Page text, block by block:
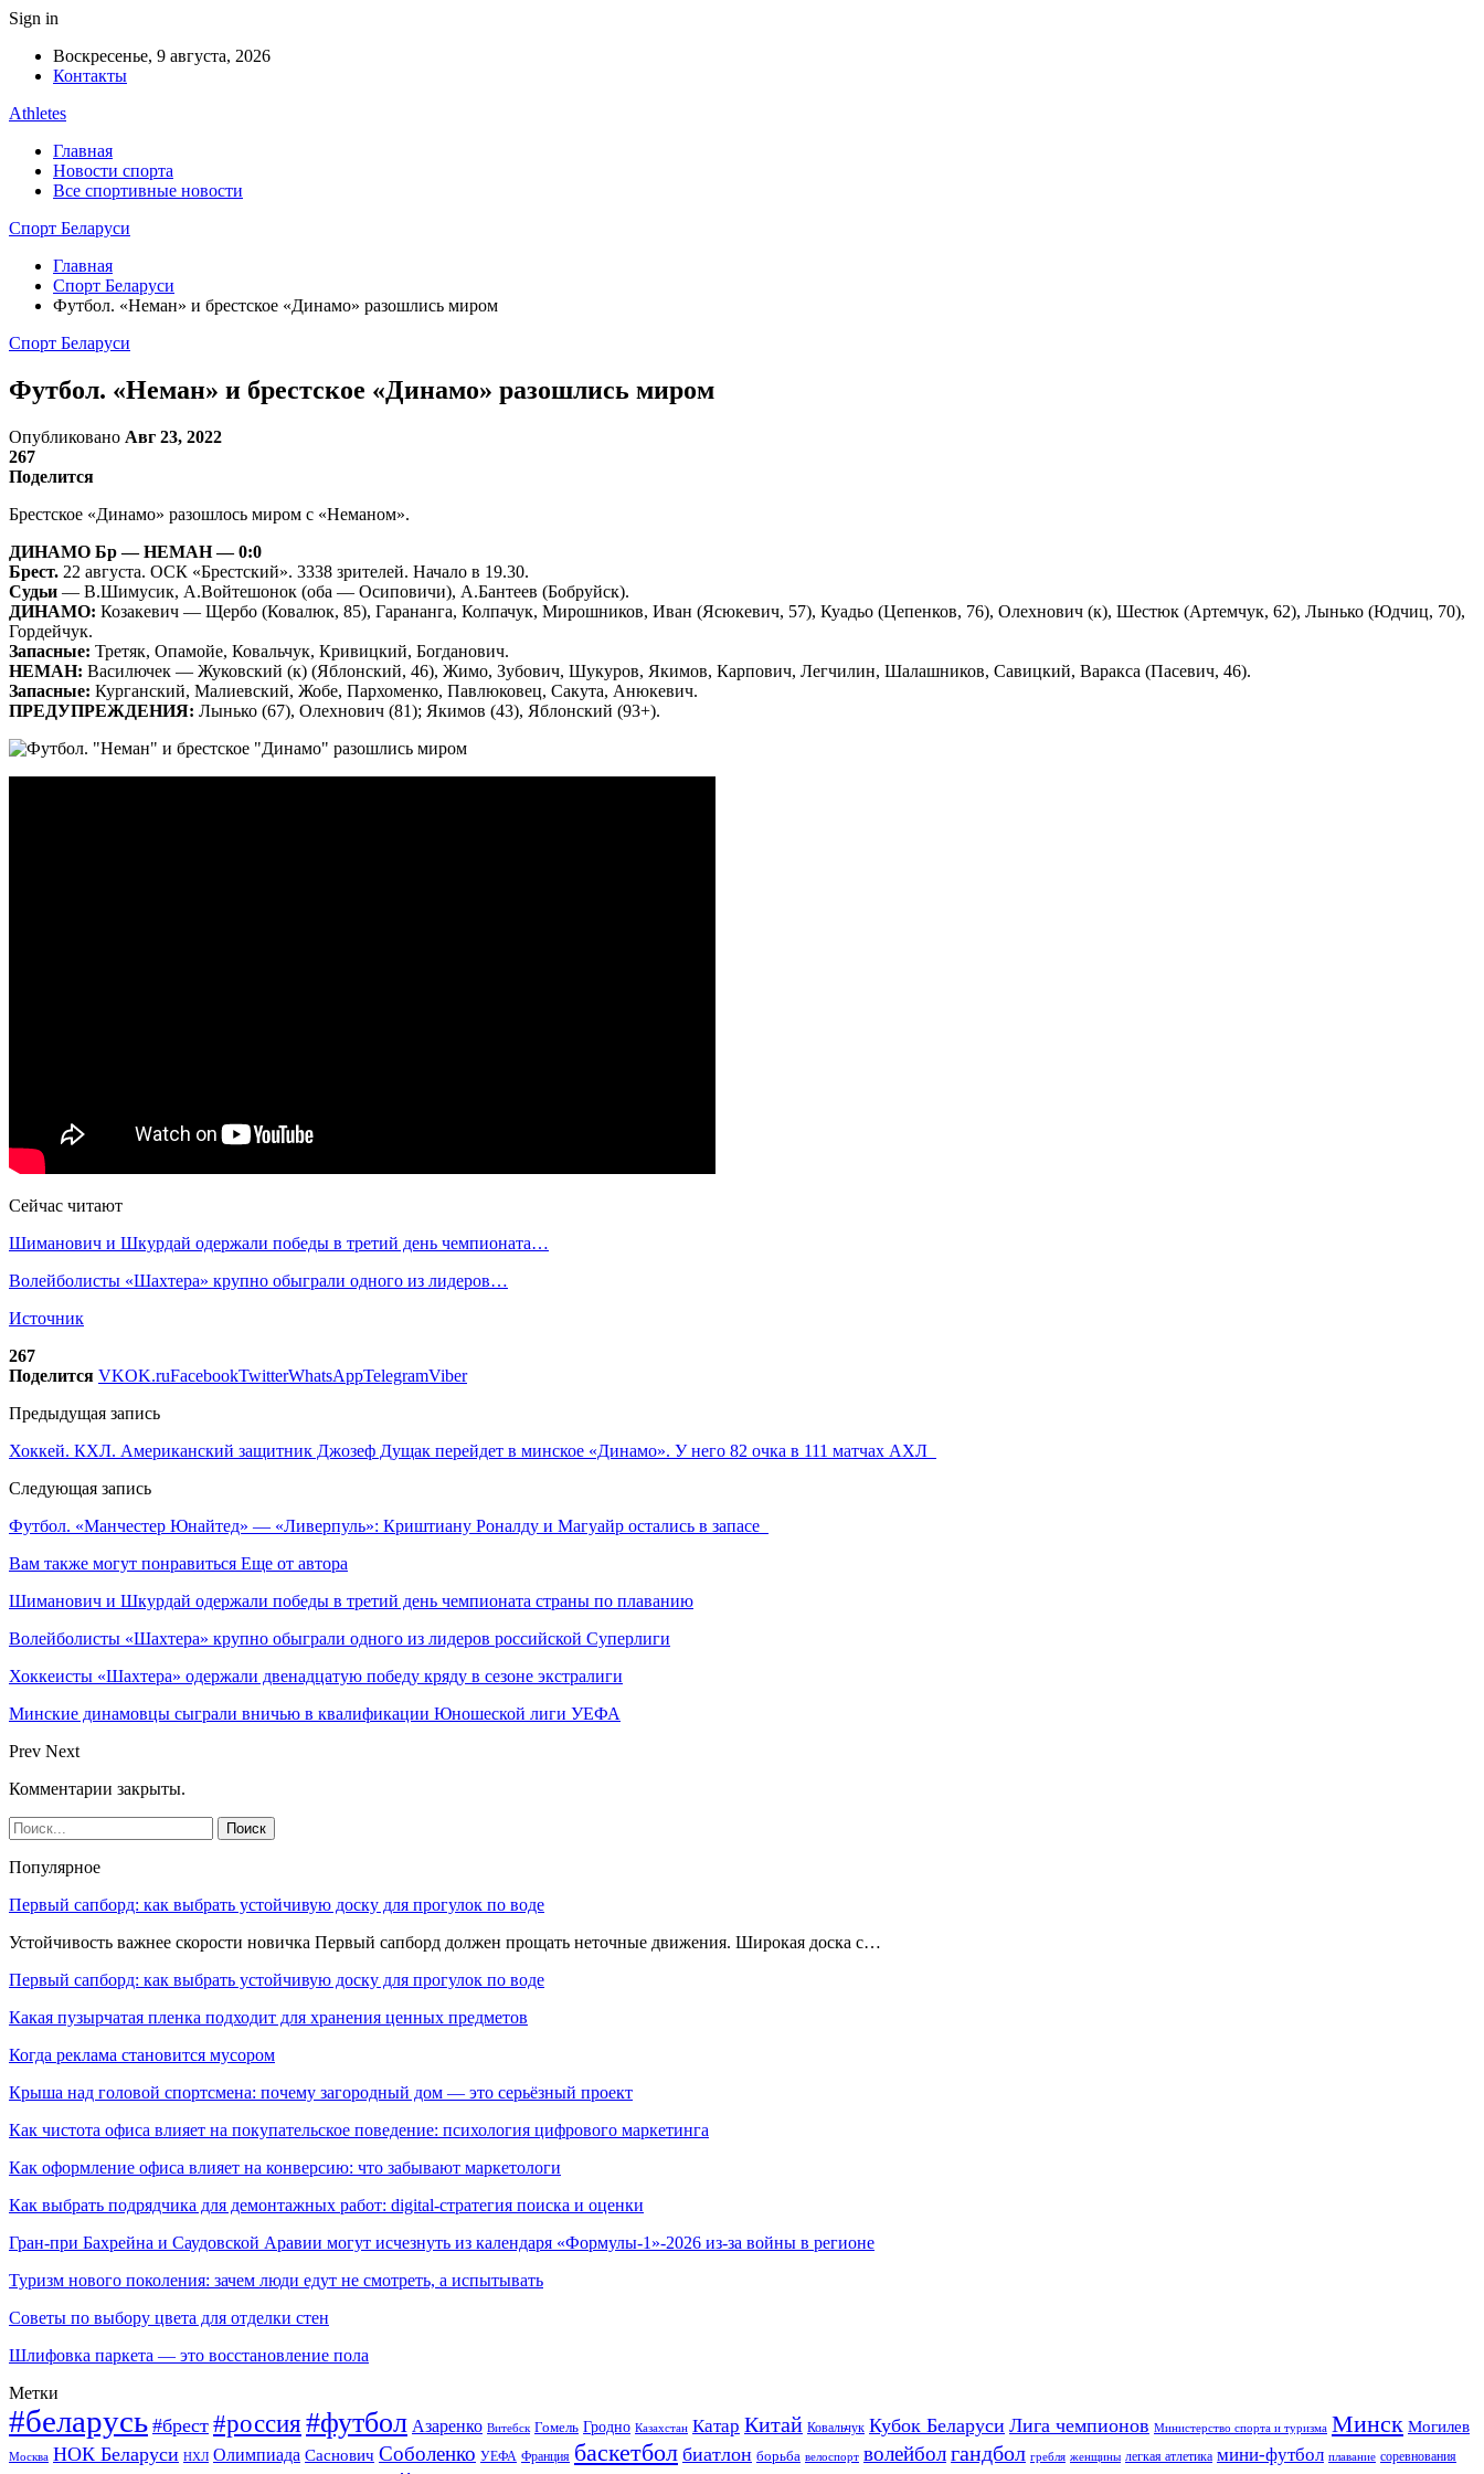
Sign in
Воскресенье, 9 августа, 2026
Контакты
Athletes
Главная
Новости спорта
Все спортивные новости
Спорт Беларуси
Главная
Спорт Беларуси
Футбол. «Неман» и брестское «Динамо» разошлись миром
Спорт Беларуси
Футбол. «Неман» и брестское «Динамо» разошлись миром
Опубликовано Авг 23, 2022
267
Поделится
Брестское «Динамо» разошлось миром с «Неманом».
ДИНАМО Бр — НЕМАН — 0:0
Брест. 22 августа. ОСК «Брестский». 3338 зрителей. Начало в 19.30.
Судьи — В.Шимусик, А.Войтешонок (оба — Осиповичи), А.Бантеев (Бобруйск).
ДИНАМО: Козакевич — Щербо (Ковалюк, 85), Гарананга, Колпачук, Мирошников, Иван (Ясюкевич, 57), Куадьо (Цепенков, 76), Олехнович (к), Шестюк (Артемчук, 62), Лынько (Юдчиц, 70),
Гордейчук.
Запасные: Третяк, Опамойе, Ковальчук, Кривицкий, Богданович.
НЕМАН: Василючек — Жуковский (к) (Яблонский, 46), Жимо, Зубович, Шукуров, Якимов, Карпович, Легчилин, Шалашников, Савицкий, Варакса (Пасевич, 46).
Запасные: Курганский, Малиевский, Жобе, Пархоменко, Павлюковец, Сакута, Анюкевич.
ПРЕДУПРЕЖДЕНИЯ: Лынько (67), Олехнович (81); Якимов (43), Яблонский (93+).
Сейчас читают
Шиманович и Шкурдай одержали победы в третий день чемпионата…
Волейболисты «Шахтера» крупно обыграли одного из лидеров…
Источник
267
Поделится VKOK.ruFacebookTwitterWhatsAppTelegramViber
Предыдущая запись
Хоккей. КХЛ. Американский защитник Джозеф Дущак перейдет в минское «Динамо». У него 82 очка в 111 матчах АХЛ
Следующая запись
Футбол. «Манчестер Юнайтед» — «Ливерпуль»: Криштиану Роналду и Магуайр остались в запасе
Вам также могут понравиться Еще от автора
Шиманович и Шкурдай одержали победы в третий день чемпионата страны по плаванию
Волейболисты «Шахтера» крупно обыграли одного из лидеров российской Суперлиги
Хоккеисты «Шахтера» одержали двенадцатую победу кряду в сезоне экстралиги
Минские динамовцы сыграли вничью в квалификации Юношеской лиги УЕФА
Prev Next
Комментарии закрыты.
Популярное
Первый сапборд: как выбрать устойчивую доску для прогулок по воде
Устойчивость важнее скорости новичка Первый сапборд должен прощать неточные движения. Широкая доска с…
Первый сапборд: как выбрать устойчивую доску для прогулок по воде
Какая пузырчатая пленка подходит для хранения ценных предметов
Когда реклама становится мусором
Крыша над головой спортсмена: почему загородный дом — это серьёзный проект
Как чистота офиса влияет на покупательское поведение: психология цифрового маркетинга
Как оформление офиса влияет на конверсию: что забывают маркетологи
Как выбрать подрядчика для демонтажных работ: digital-стратегия поиска и оценки
Гран-при Бахрейна и Саудовской Аравии могут исчезнуть из календаря «Формулы-1»-2026 из-за войны в регионе
Туризм нового поколения: зачем люди едут не смотреть, а испытывать
Советы по выбору цвета для отделки стен
Шлифовка паркета — это восстановление пола
Метки
#беларусь #брест #россия#футбол Азаренко Витебск Гомель Гродно Казахстан Катар Китай Ковальчук Кубок Беларуси Лига чемпионов Министерство спорта и туризма Минск Могилев
Москва НОК Беларуси НХЛ Олимпиада Саснович Соболенко УЕФА Франция баскетбол биатлон борьба велоспорт волейболгандбол гребля женщины легкая атлетика мини-футбол плавание соревнования